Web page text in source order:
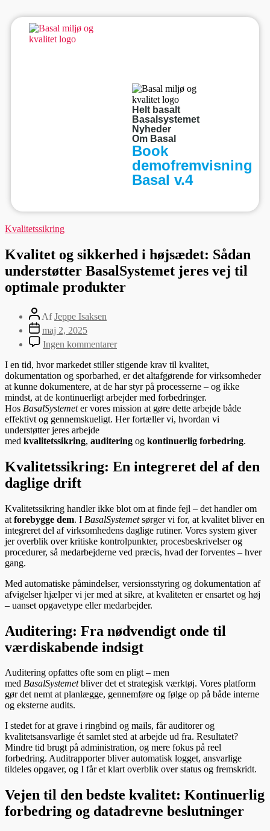
Helt basalt
Basalsystemet
Nyheder
Om Basal
Book
demofremvisning
Basal v.4
Kvalitetssikring
Kvalitet og sikkerhed i højsædet: Sådan
understøtter BasalSystemet jeres vej til
optimale produkter
AfJeppe Isaksen
maj 2, 2025
Ingen kommentarer
I en tid, hvor markedet stiller stigende krav til kvalitet,
dokumentation og sporbarhed, er det altafgørende for virksomheder
at kunne dokumentere, at de har styr på processerne – og ikke
mindst, at de kontinuerligt arbejder med forbedringer.
Hos BasalSystemeter vores mission at gøre dette arbejde både
effektivt og gennemskueligt. Her fortæller vi, hvordan vi
understøtter jeres arbejde
med kvalitetssikring, auditering og kontinuerlig forbedring.
Kvalitetssikring: En integreret del af den
daglige drift
Kvalitetssikring handler ikke blot om at finde fejl – det handler om
at forebygge dem. I BasalSystemetsørger vi for, at kvalitet bliver en
integreret del af virksomhedens daglige rutiner. Vores system giver
jer overblik over kritiske kontrolpunkter, procesbeskrivelser og
procedurer, så medarbejderne ved præcis, hvad der forventes – hver
gang.
Med automatiske påmindelser, versionsstyring og dokumentation af
afvigelser hjælper vi jer med at sikre, at kvaliteten er ensartet og høj
– uanset opgavetype eller medarbejder.
Auditering: Fra nødvendigt onde til
værdiskabende indsigt
Auditering opfattes ofte som en pligt – men
med BasalSystemetbliver det et strategisk værktøj. Vores platform
gør det nemt at planlægge, gennemføre og følge op på både interne
og eksterne audits.
I stedet for at grave i ringbind og mails, får auditorer og
kvalitetsansvarlige ét samlet sted at arbejde ud fra. Resultatet?
Mindre tid brugt på administration, og mere fokus på reel
forbedring. Auditrapporter bliver automatisk logget, ansvarlige
tildeles opgaver, og I får et klart overblik over status og fremskridt.
Vejen til den bedste kvalitet: Kontinuerlig
forbedring og datadrevne beslutninger